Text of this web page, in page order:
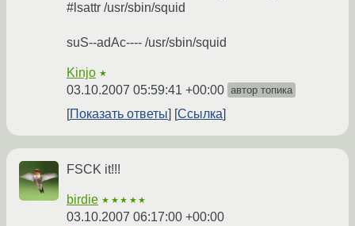
#lsattr /usr/sbin/squid
suS--adAc---- /usr/sbin/squid
Kinjo ★
03.10.2007 05:59:41 +00:00 автор топика
Показать ответы Ссылка
FSCK it!!!
birdie ★★★★★
03.10.2007 06:17:00 +00:00